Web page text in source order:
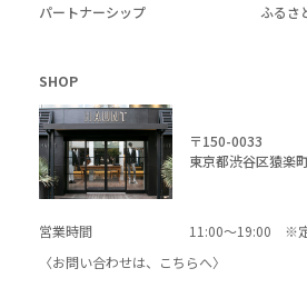
パートナーシップ
ふるさ
SHOP
〒150-0033
東京都渋谷区猿楽
営業時間
11:00～19:00 ※
〈お問い合わせは、
こちらへ〉